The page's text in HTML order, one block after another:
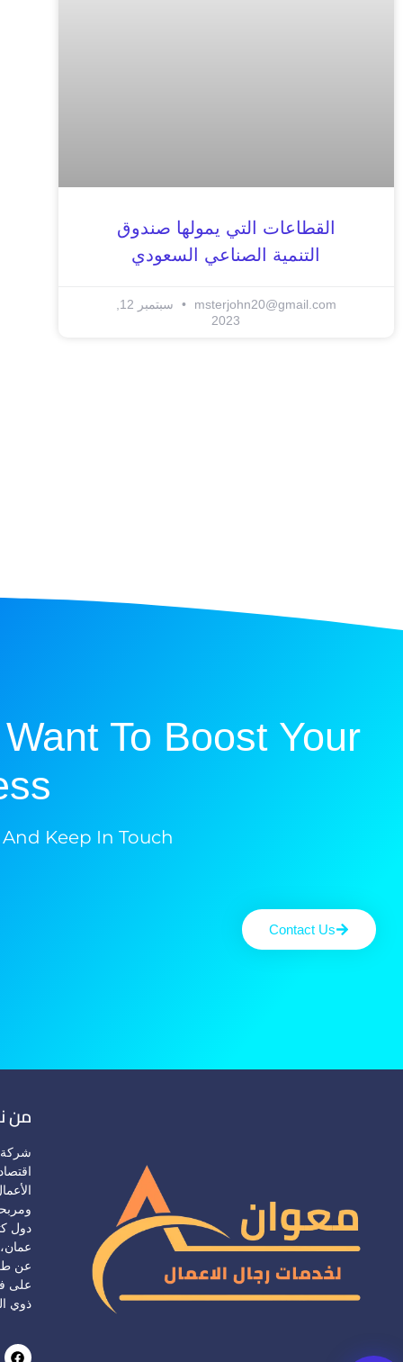
القطاعات التي يمولها صندوق
التنمية الصناعي السعودي
msterjohn20@gmail.com
2023
To Boost Your
Keep In Touch
Contact Us
من
دول
عن
على
ذوي